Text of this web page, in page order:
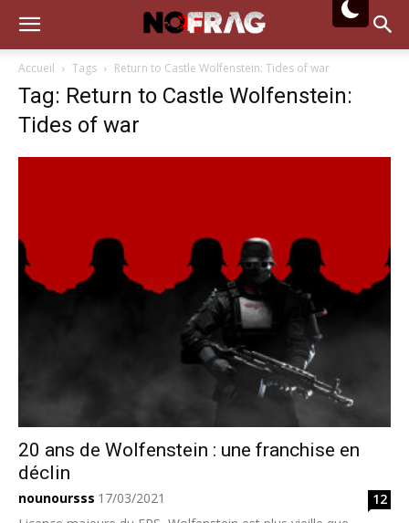
Accueil Tags Return to Castle Wolfenstein: Tides of war
Tag: Return to Castle Wolfenstein:
Tides of war
20 ans de Wolfenstein : une franchise en
déclin
nounoursss 17/03/2021
12